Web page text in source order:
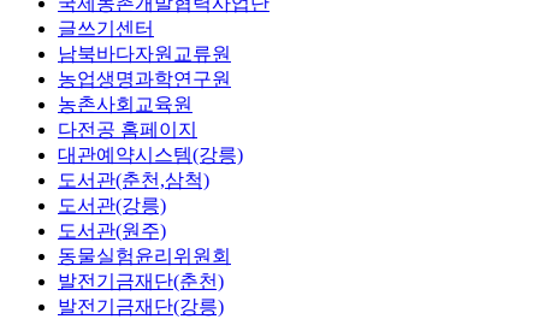
글쓰기센터
남북바다자원교류원
농업생명과학연구원
농촌사회교육원
다전공 홈페이지
대관예약시스템(강릉)
도서관(춘천,삼척)
도서관(강릉)
도서관(원주)
동물실험윤리위원회
발전기금재단(춘천)
발전기금재단(강릉)